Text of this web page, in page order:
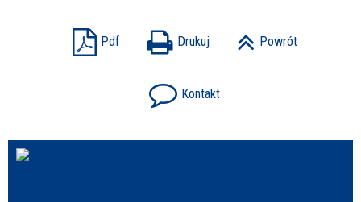
Pdf Drukuj Powrót
Kontakt